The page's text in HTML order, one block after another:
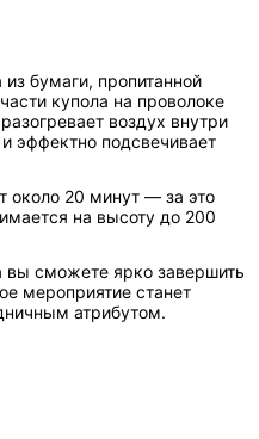
бумаги, пропитанной
купола на проволоке
воздух внутри
эффектно подсвечивает
около 20 минут — за это
на высоту до 200
сможете ярко завершить
мероприятие станет
атрибутом.